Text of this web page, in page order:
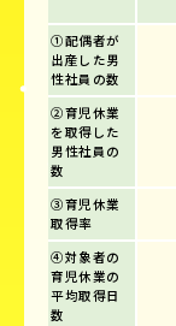
①配偶者が
出産した男
性社員の数
②育児休業
を取得した
男性社員の
数
③育児休業
取得率
④対象者の
育児休業の
平均取得日
数